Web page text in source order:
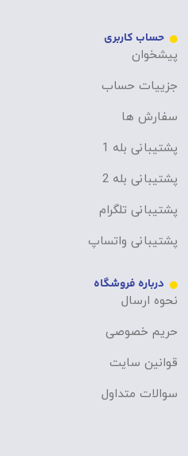
حساب کاربری
پیشخوان
جزییات حساب
سفارش ها
پشتیبانی بله 1
پشتیبانی بله 2
پشتیبانی تلگرام
پشتیبانی واتساپ
درباره فروشگاه
نحوه ارسال
حریم خصوصی
قوانین سایت
سوالات متداول